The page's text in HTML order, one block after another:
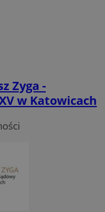
Zyga -
w Katowicach